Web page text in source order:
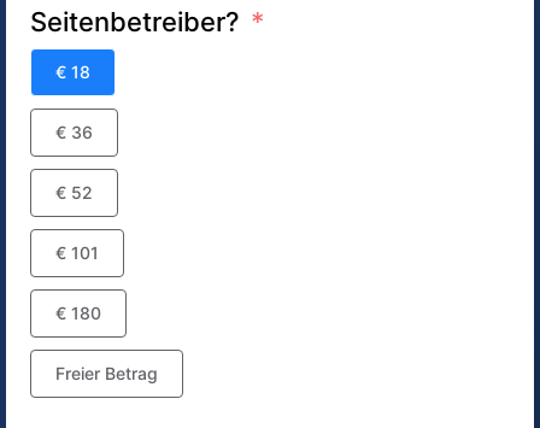
Seitenbetreiber?
€ 18
€ 36
€ 52
€ 101
€ 180
Freier Betrag